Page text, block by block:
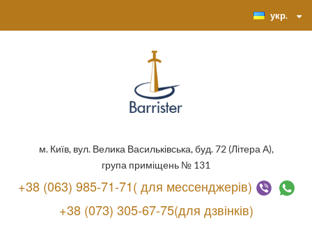
укр.
м. Київ, вул. Велика Васильківська, буд. 72 (Літера А),
група приміщень № 131
+38 (063) 985-71-71( для мессенджерів)
+38 (073) 305-67-75(для дзвінків)